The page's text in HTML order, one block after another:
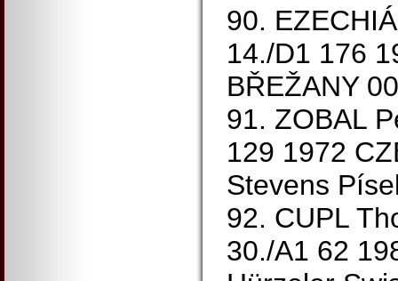
90.
14./D1 176
BŘEŽANY
91. ZOBAL
129 1972
Stevens
92. CUPL
30./A1 62